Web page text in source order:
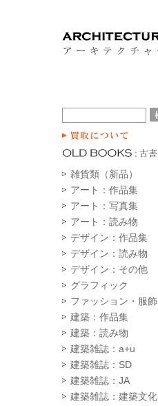
雑貨類（新品）
アート：作品集
アート：写真集
アート：読み物
デザイン：作品集
デザイン：読み物
デザイン：その他
グラフィック
ファッション・服飾
建築：作品集
建築：読み物
建築雑誌：a+u
建築雑誌：SD
建築雑誌：JA
建築雑誌：建築文化